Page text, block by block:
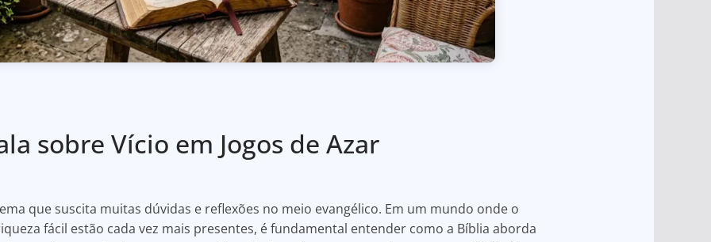
sobre Vício em Jogos de Azar
que suscita muitas dúvidas e reflexões no meio evangélico. Em um mundo onde o
fácil estão cada vez mais presentes, é fundamental entender como a Bíblia aborda